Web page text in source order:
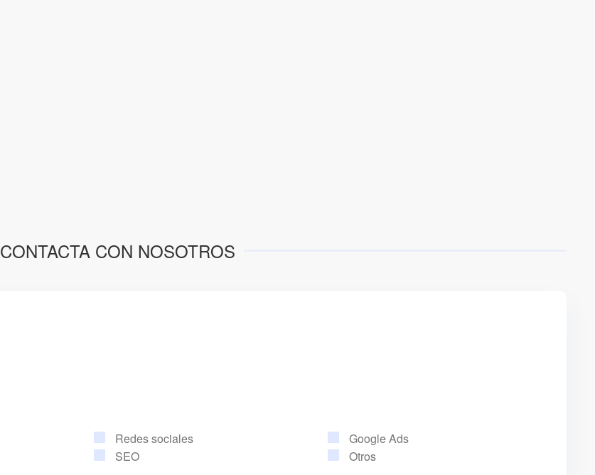
CONTACTA CON NOSOTROS
Redes sociales
SEO
Google Ads
Otros